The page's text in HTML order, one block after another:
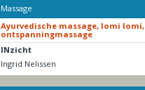
Massage
Ayurvedische massage, lomi lomi,
ontspanningmassage
INzicht
Ingrid Nelissen